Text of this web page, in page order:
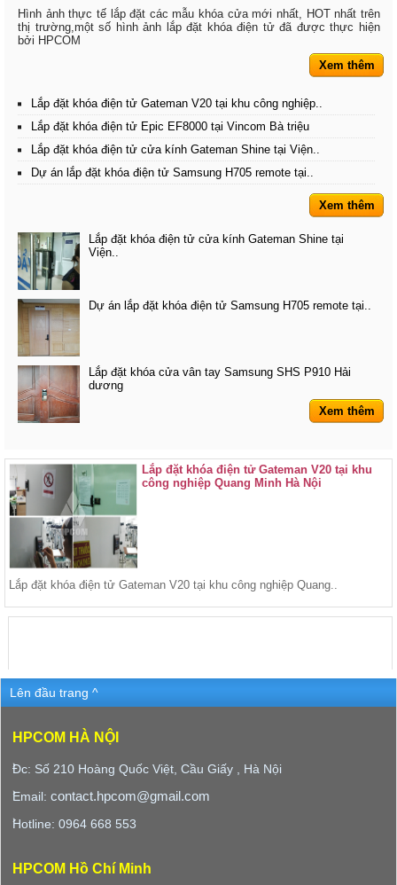
Hình ảnh thực tế lắp đặt các mẫu khóa cửa mới nhất, HOT nhất trên
thị trường,một số hình ảnh lắp đặt khóa điện tử đã được thực hiện
bởi HPCOM
Xem thêm
Lắp đặt khóa điện tử Gateman V20 tại khu công nghiệp..
Lắp đặt khóa điện tử Epic EF8000 tại Vincom Bà triệu
Lắp đặt khóa điện tử cửa kính Gateman Shine tại Viện..
Dự án lắp đặt khóa điện tử Samsung H705 remote tại..
Xem thêm
Lắp đặt khóa điện tử cửa kính Gateman Shine tại
Viện..
Dự án lắp đặt khóa điện tử Samsung H705 remote tại..
Lắp đặt khóa cửa vân tay Samsung SHS P910 Hải
dương
Xem thêm
Lắp đặt khóa điện tử Gateman V20 tại khu
công nghiệp Quang Minh Hà Nội
Lắp đặt khóa điện tử Gateman V20 tại khu công nghiệp Quang..
Lên đầu trang ^
HPCOM HÀ NỘI
Đc: Số 210 Hoàng Quốc Việt, Cầu Giấy , Hà Nội
Email:contact.hpcom@gmail.com
Hotline: 0964 668 553
HPCOM Hồ Chí Minh